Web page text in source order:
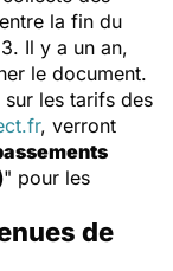
la fin du
Il y a un an,
le document.
sur les tarifs des
, verront
" pour les
de